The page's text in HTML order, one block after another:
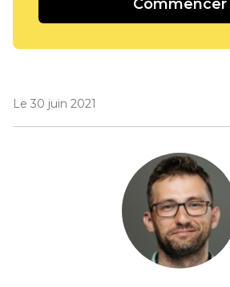
Commencer
Le 30 juin 2021